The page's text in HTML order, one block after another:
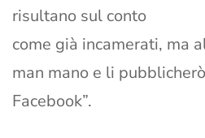
risultano sul conto
come già incamerati, ma
man mano e li
Facebook”.